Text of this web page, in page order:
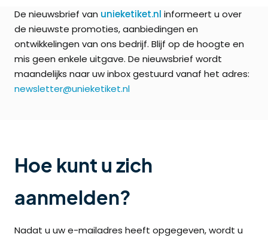
De nieuwsbrief van unieketiket.nl informeert u over
de nieuwste promoties, aanbiedingen en
ontwikkelingen van ons bedrijf. Blijf op de hoogte en
mis geen enkele uitgave. De nieuwsbrief wordt
maandelijks naar uw inbox gestuurd vanaf het adres:
newsletter@unieketiket.nl
Hoe kunt u zich
aanmelden?
Nadat u uw e-mailadres heeft opgegeven, wordt u